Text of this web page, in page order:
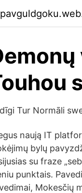
Tur Normāli
naują IT
bylų
su fraze
punktais.
Mokesčių